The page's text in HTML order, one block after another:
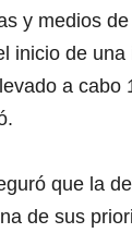
y medios
inicio de una
a cabo
que la
de sus